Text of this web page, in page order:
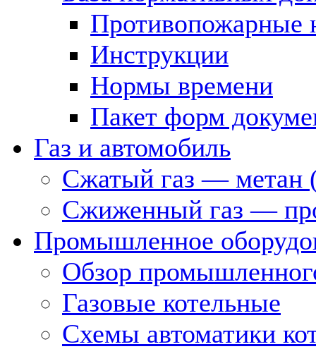
Противопожарные
Инструкции
Нормы времени
Пакет форм
Газ и автомобиль
Сжатый газ — метан
Сжиженный газ —
Промышленное
Обзор
Газовые котельные
Схемы автоматики